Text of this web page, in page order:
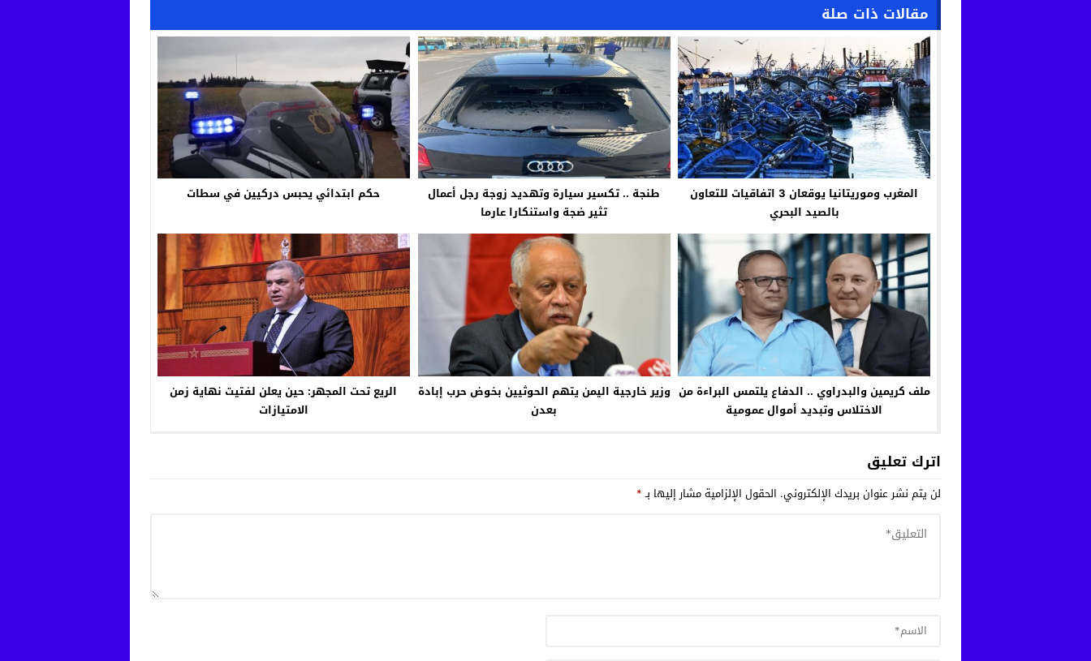
مقالات ذات صلة
المغرب وموريتانيا يوقعان 3 اتفاقيات للتعاون
بالصيد البحري
طنجة .. تكسير سيارة وتهديد زوجة رجل أعمال
تثير ضجة واستنكارا عارما
حكم ابتدائي يحبس دركيين في سطات
ملف كريمين والبدراوي .. الدفاع يلتمس البراءة من
الاختلاس وتبديد أموال عمومية
وزير خارجية اليمن يتهم الحوثيين بخوض حرب إبادة
بعدن
الريع تحت المجهر: حين يعلن لفتيت نهاية زمن
الامتيازات
اترك تعليق
لن يتم نشر عنوان بريدك الإلكتروني. الحقول الإلزامية مشار إليها بـ*